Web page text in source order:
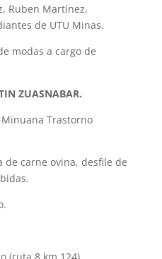
Ruben Martínez,
de UTU Minas.
modas a cargo de
ZUASNABAR.
Trastorno
de carne ovina, desfile de